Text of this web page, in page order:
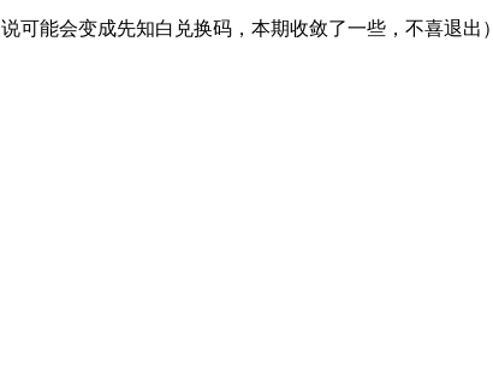
可能会变成先知白兑换码，本期收敛了一些，不喜退出）